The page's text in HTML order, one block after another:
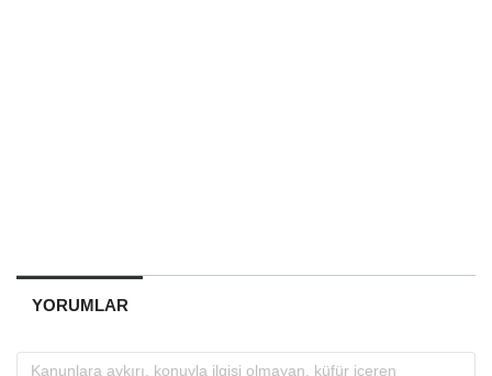
YORUMLAR